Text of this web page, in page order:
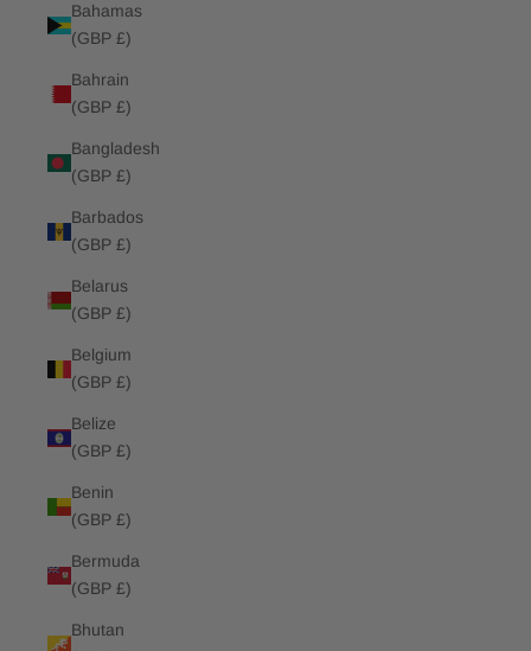
Bahamas
(GBP £)
Bahrain
(GBP £)
Bangladesh
(GBP £)
Barbados
(GBP £)
Belarus
(GBP £)
Belgium
(GBP £)
Belize
(GBP £)
Benin
(GBP £)
Bermuda
(GBP £)
Bhutan